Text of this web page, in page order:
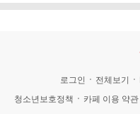
로그인 전체보기
청소년보호정책
카페 이용 약관